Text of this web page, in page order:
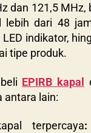
dan 121,5 MHz,
lebih dari 48
indikator,
tipe produk.
EPIRB kapal
antara lain:
terpercaya: